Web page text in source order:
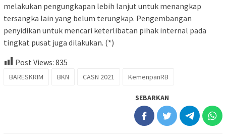
melakukan pengungkapan lebih lanjut untuk menangkap
tersangka lain yang belum terungkap. Pengembangan
penyidikan untuk mencari keterlibatan pihak internal pada
tingkat pusat juga dilakukan. (*)
Post Views: 835
BARESKRIM BKN CASN 2021 KemenpanRB
SEBARKAN